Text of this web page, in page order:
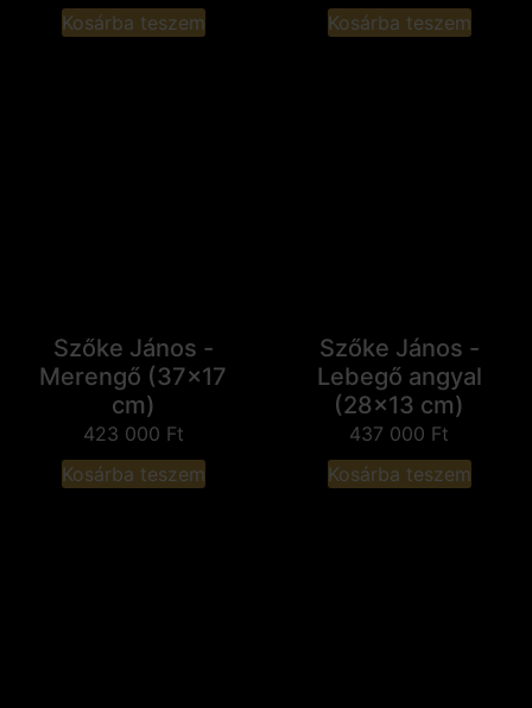
Kosárba teszem
Kosárba teszem
Szőke János -
Merengő (37x17
cm)
423 000 Ft
Kosárba teszem
Szőke János -
Lebegő angyal
(28x13 cm)
437 000 Ft
Kosárba teszem